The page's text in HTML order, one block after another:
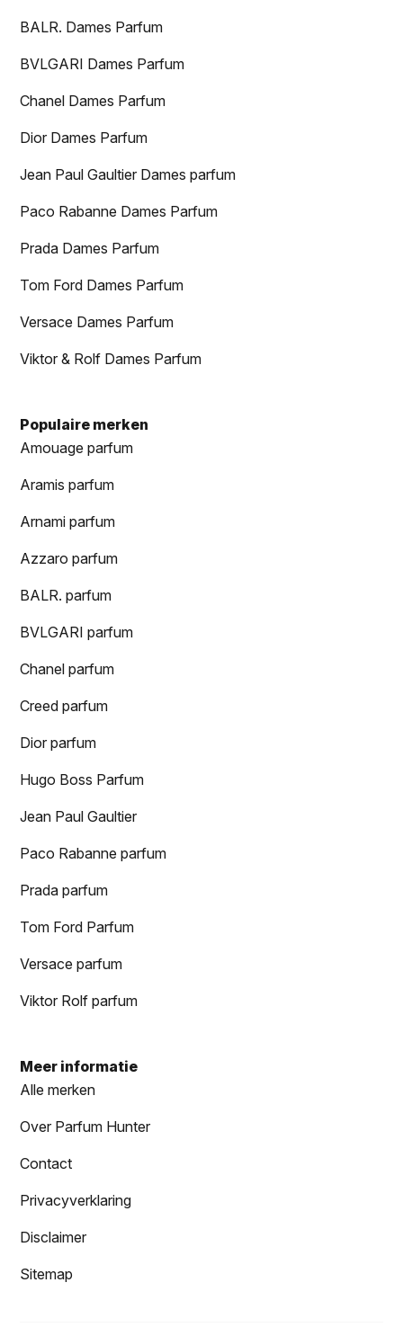
BALR. Dames Parfum
BVLGARI Dames Parfum
Chanel Dames Parfum
Dior Dames Parfum
Jean Paul Gaultier Dames parfum
Paco Rabanne Dames Parfum
Prada Dames Parfum
Tom Ford Dames Parfum
Versace Dames Parfum
Viktor & Rolf Dames Parfum
Populaire merken
Amouage parfum
Aramis parfum
Arnami parfum
Azzaro parfum
BALR. parfum
BVLGARI parfum
Chanel parfum
Creed parfum
Dior parfum
Hugo Boss Parfum
Jean Paul Gaultier
Paco Rabanne parfum
Prada parfum
Tom Ford Parfum
Versace parfum
Viktor Rolf parfum
Meer informatie
Alle merken
Over Parfum Hunter
Contact
Privacyverklaring
Disclaimer
Sitemap